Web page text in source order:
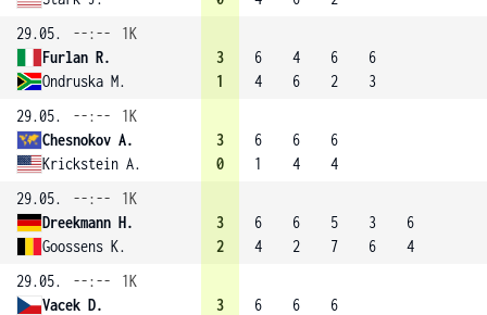
29.05.
--:--
1K
Furlan R.
Ondruska M.
3
1
6
4
4
6
6
2
6
3
29.05.
--:--
1K
Chesnokov A.
Krickstein A.
3
0
6
1
6
4
6
4
29.05.
--:--
1K
Dreekmann H.
Goossens K.
3
2
6
4
6
2
5
7
3
6
6
4
29.05.
--:--
1K
Vacek D.
3
6
6
6